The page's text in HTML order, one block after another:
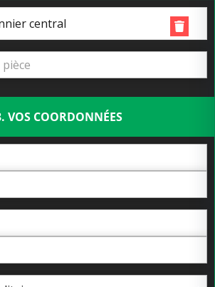
central
VOS COORDONNÉES